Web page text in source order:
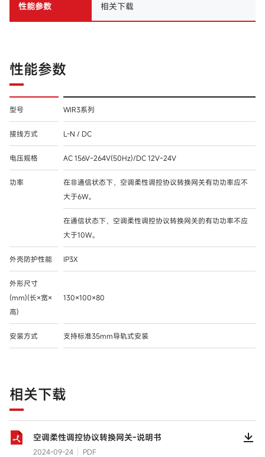
性能参数 相关下载
性能参数
型号 WIR3系列
接线方式 L-N / DC
电压规格 AC 156V~264V(50Hz)/DC 12V~24V
功率
在非通信状态下，空调柔性调控协议转换网关有功功率应不
大于6W。
在通信状态下，空调柔性调控协议转换网关的有功功率不应
大于10W。
外壳防护性能 IP3X
外形尺寸
(mm)(长×宽×
高)
130×100×80
安装方式 支持标准35mm导轨式安装
相关下载
空调柔性调控协议转换网关-说明书
2024-09-24 PDF